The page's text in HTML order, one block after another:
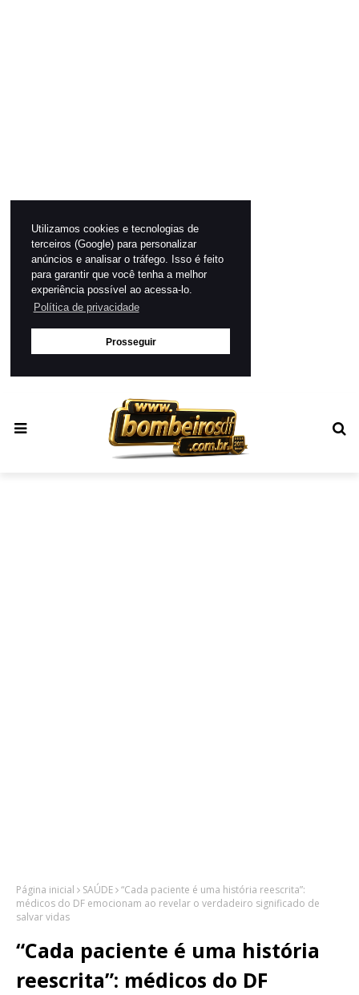
Utilizamos cookies e tecnologias de
terceiros (Google) para personalizar
anúncios e analisar o tráfego. Isso é feito
para garantir que você tenha a melhor
experiência possível ao acessa-lo.
Política de privacidade
Prosseguir
Página inicial SAÚDE “Cada paciente é uma história reescrita”:
médicos do DF emocionam ao revelar o verdadeiro significado de
salvar vidas
“Cada paciente é uma história
reescrita”: médicos do DF